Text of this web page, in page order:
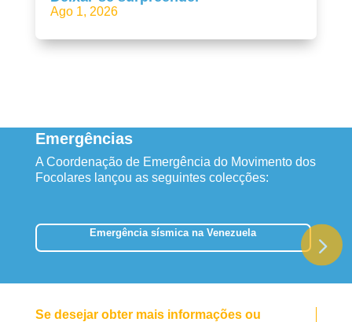
Ago 1, 2026
Emergências
A Coordenação de Emergência do Movimento dos
Focolares lançou as seguintes colecções:
Emergência sísmica na Venezuela
Se desejar obter mais informações ou